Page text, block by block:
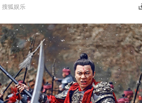
搜狐娱乐